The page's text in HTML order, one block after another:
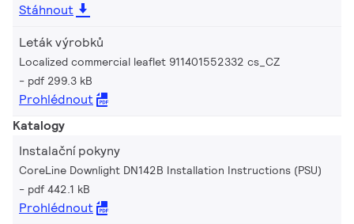
Stáhnout
Leták výrobků
Localized commercial leaflet 911401552332 cs_CZ
pdf 299.3 kB
Prohlédnout
Katalogy
Instalační pokyny
CoreLine Downlight DN142B Installation Instructions (PSU)
pdf 442.1 kB
Prohlédnout